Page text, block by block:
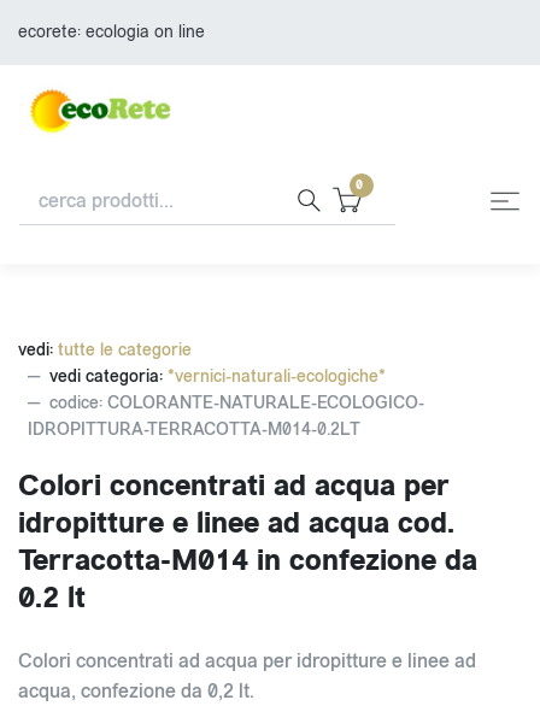
ecorete: ecologia on line
0
vedi: tutte le categorie
vedi categoria: *vernici-naturali-ecologiche*
codice: COLORANTE-NATURALE-ECOLOGICO-
IDROPITTURA-TERRACOTTA-M014-0.2LT
Colori concentrati ad acqua per
idropitture e linee ad acqua cod.
Terracotta-M014 in confezione da
0.2 lt
Colori concentrati ad acqua per idropitture e linee ad
acqua, confezione da 0,2 lt.